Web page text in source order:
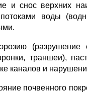
и снос верхних
воды
(разрушение
траншеи),
каналов и
почвенного